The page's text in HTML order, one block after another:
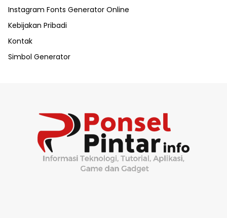
Instagram Fonts Generator Online
Kebijakan Pribadi
Kontak
Simbol Generator